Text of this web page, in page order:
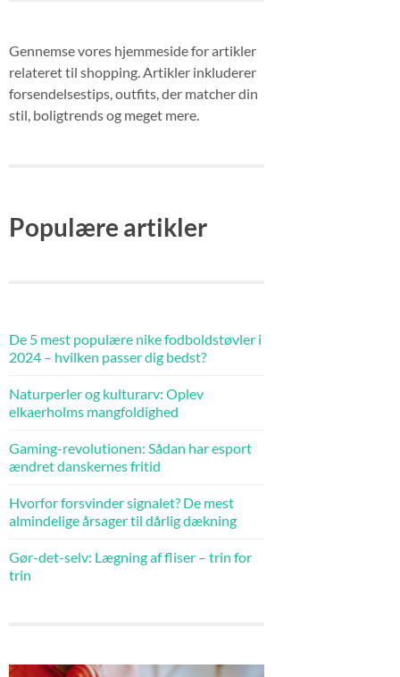
Gennemse vores hjemmeside for artikler
relateret til shopping. Artikler inkluderer
forsendelsestips, outfits, der matcher din
stil, boligtrends og meget mere.
Populære artikler
De 5 mest populære nike fodboldstøvler i
2024 – hvilken passer dig bedst?
Naturperler og kulturarv: Oplev
elkaerholms mangfoldighed
Gaming-revolutionen: Sådan har esport
ændret danskernes fritid
Hvorfor forsvinder signalet? De mest
almindelige årsager til dårlig dækning
Gør-det-selv: Lægning af fliser – trin for
trin